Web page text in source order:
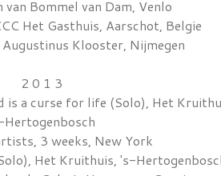
van Bommel van Dam, Venlo
Het Gasthuis, Aarschot, Belgie
Klooster, Nijmegen
2 0 1 3
is a curse for life (Solo), Het
3 weeks, New York
Het Kruithuis, 's-